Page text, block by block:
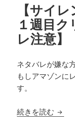
【サイ
１週目
レ注意】
ネタバレが嫌な
もしアマゾンに
す。
続きを読む 【サ